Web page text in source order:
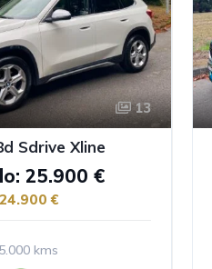
13
Sdrive Xline
25.900 €
€
kms